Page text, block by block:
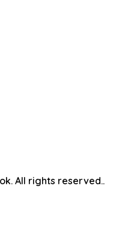
All rights reserved..